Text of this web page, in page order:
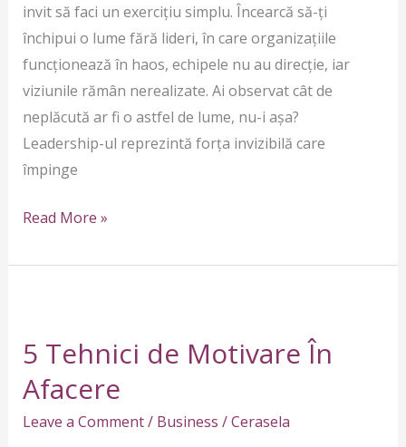
invit să faci un exercițiu simplu. Încearcă să-ți
închipui o lume fără lideri, în care organizațiile
funcționează în haos, echipele nu au direcție, iar
viziunile rămân nerealizate. Ai observat cât de
neplăcută ar fi o astfel de lume, nu-i așa?
Leadership-ul reprezintă forța invizibilă care
împinge
Read More »
5 Tehnici de Motivare În
Afacere
Leave a Comment/ Business /Cerasela
de
Motivare
În
Afacere